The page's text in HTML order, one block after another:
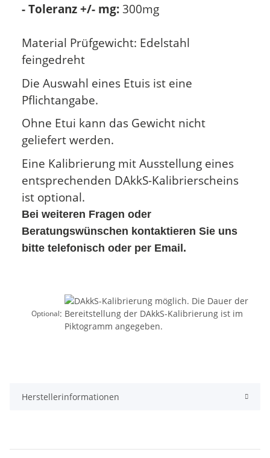
- Toleranz +/- mg: 300mg
Material Prüfgewicht: Edelstahl
feingedreht
Die Auswahl eines Etuis ist eine
Pflichtangabe.
Ohne Etui kann das Gewicht nicht
geliefert werden.
Eine Kalibrierung mit Ausstellung eines
entsprechenden DAkkS-Kalibrierscheins
ist optional.
Bei weiteren Fragen oder
Beratungswünschen kontaktieren Sie uns
bitte telefonisch oder per Email.
Optional:
Herstellerinformationen